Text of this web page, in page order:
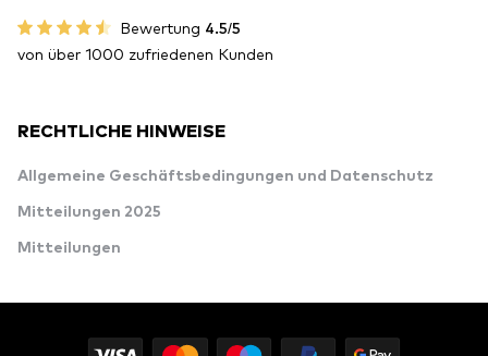
Bewertung 4.5/5
von über 1000 zufriedenen Kunden
RECHTLICHE HINWEISE
Allgemeine Geschäftsbedingungen und Datenschutz
Mitteilungen 2025
Mitteilungen